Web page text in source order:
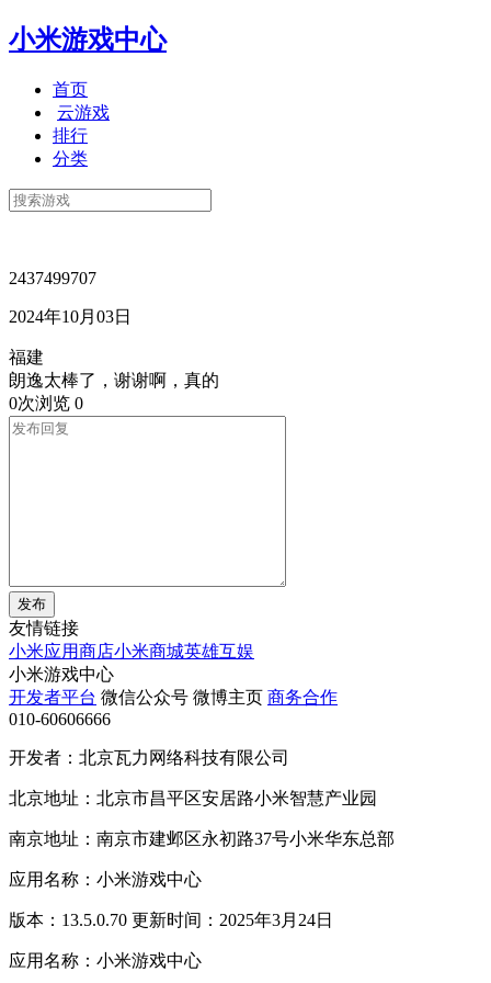
小米游戏中心
首页
云游戏
排行
分类
2437499707
2024年10月03日
福建
朗逸太棒了，谢谢啊，真的
0次浏览 0
发布
友情链接
小米应用商店小米商城英雄互娱
小米游戏中心
开发者平台 微信公众号 微博主页 商务合作
010-60606666
开发者：北京瓦力网络科技有限公司
北京地址：北京市昌平区安居路小米智慧产业园
南京地址：南京市建邺区永初路37号小米华东总部
应用名称：小米游戏中心
版本：13.5.0.70 更新时间：2025年3月24日
应用名称：小米游戏中心